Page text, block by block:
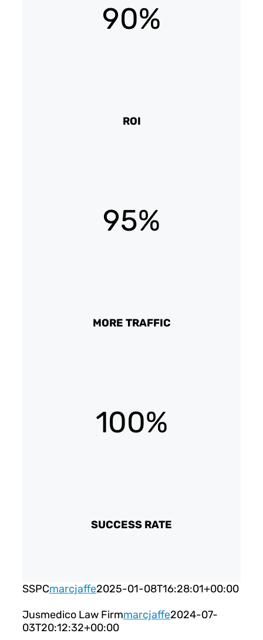
90%
ROI
95%
MORE TRAFFIC
100%
SUCCESS RATE
SSPCmarcjaffe2025-01-08T16:28:01+00:00
Jusmedico Law Firmmarcjaffe2024-07-
03T20:12:32+00:00